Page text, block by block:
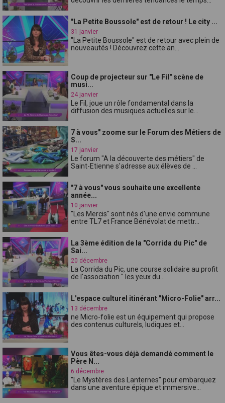
"La Petite Boussole" est de retour ! Le city ...
31 janvier
"La Petite Boussole" est de retour avec plein de
nouveautés ! Découvrez cette an...
Coup de projecteur sur "Le Fil" scène de
musi...
24 janvier
Le Fil, joue un rôle fondamental dans la
diffusion des musiques actuelles sur le...
7 à vous" zoome sur le Forum des Métiers de
S...
17 janvier
Le forum "A la découverte des métiers" de
Saint-Etienne s'adresse aux élèves de ...
"7 à vous" vous souhaite une excellente
année...
10 janvier
"Les Mercis" sont nés d'une envie commune
entre TL7 et France Bénévolat de mettr...
La 3ème édition de la "Corrida du Pic" de
Sai...
20 décembre
La Corrida du Pic, une course solidaire au profit
de l'association " les yeux du...
L'espace culturel itinérant "Micro-Folie" arr...
13 décembre
ne Micro-folie est un équipement qui propose
des contenus culturels, ludiques et...
Vous êtes-vous déjà demandé comment le
Père N...
6 décembre
"Le Mystères des Lanternes" pour embarquez
dans une aventure épique et immersive...